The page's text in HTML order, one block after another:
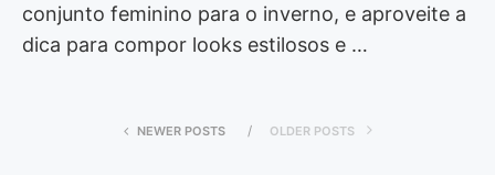
conjunto feminino para o inverno, e aproveite a
dica para compor looks estilosos e …
NEWER POSTS OLDER POSTS